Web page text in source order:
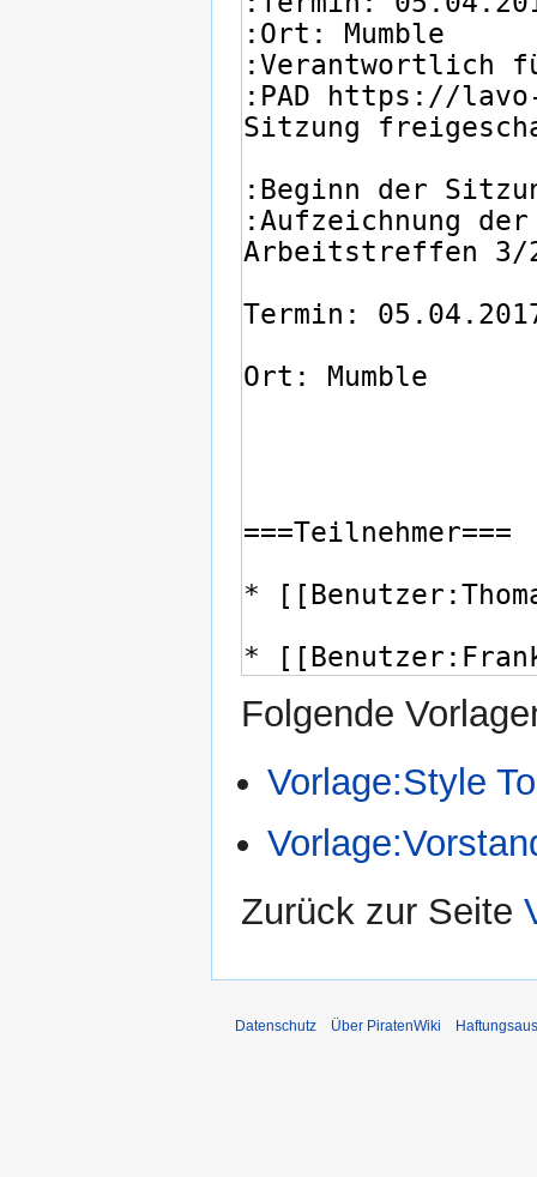
Folgende
Vorlage:Style
Zurück zur Seite
Datenschutz Über PiratenWiki